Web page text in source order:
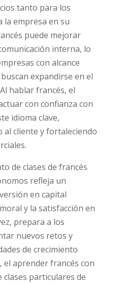
tanto para los
la empresa en su
puede mejorar
interna, lo
con alcance
expandirse en el
hablar francés, el
con confianza con
idioma clave,
al cliente y fortaleciendo
de clases de francés
refleja un
en capital
y la satisfacción en
prepara a los
nuevos retos y
de crecimiento
aprender francés con
particulares de